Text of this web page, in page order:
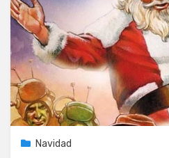
Publicada
8 de diciembre de 2020
Navidad